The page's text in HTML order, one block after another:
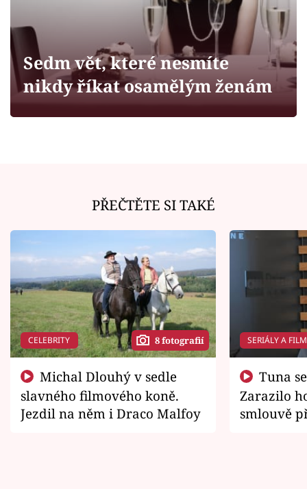
Sledujte prima+
Filmový festival Karlovy Vary
Pořady
Sledujte nás
Sedm vět, které nesmíte
nikdy říkat osamělým ženám
PŘEČTĚTE SI TAKÉ
CELEBRITY 8 fotografií
slavného filmového koně.
Jezdil na něm i Draco Malfoy
SERIÁLY A
Zarazilo
smlouvě